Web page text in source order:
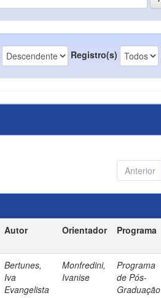
Registro(s)
Anterior
Autor Orientador Programa
Bertunes,
Iva
Evangelista
Monfredini,
Ivanise
Programa
de Pós-
Graduação